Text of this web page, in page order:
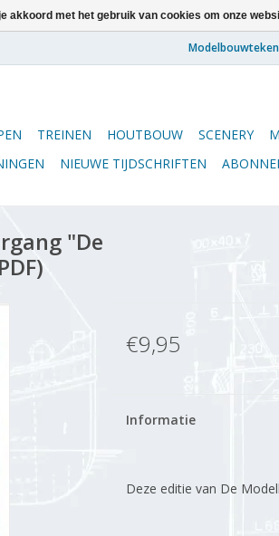
TREINEN HOUTBOUW SCENERY
NIEUWE TIJDSCHRIFTEN
"De
€9,95
Informatie
Deze editie van De
akkoord met het gebruik van cookies om onze